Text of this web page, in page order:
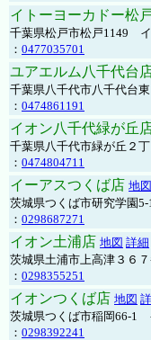
イトーヨーカドー松
千葉県松戸市松戸1149
： 0477035701
ユアエルム八千代台
千葉県八千代市八千代台
： 0474861191
イオン八千代緑が丘
千葉県八千代市緑が丘２
： 0474804711
イーアスつくば店 地図
茨城県つくば市研究学園5-
： 0298687271
イオン土浦店 地図 詳細
茨城県土浦市上高津３６
： 0298355251
イオンつくば店 地図
茨城県つくば市稲岡66-
： 0298392241